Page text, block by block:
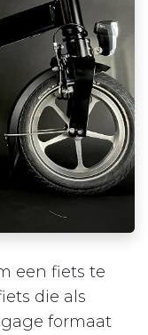
een fiets te
die als
formaat